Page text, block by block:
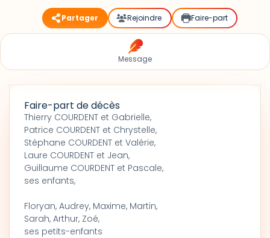
Partager Rejoindre Faire-part
Message
Faire-part de décès
Thierry COURDENT et Gabrielle,
Patrice COURDENT et Chrystelle,
Stéphane COURDENT et Valérie,
Laure COURDENT et Jean,
Guillaume COURDENT et Pascale,
ses enfants,
Floryan, Audrey, Maxime, Martin,
Sarah, Arthur, Zoé,
ses petits-enfants